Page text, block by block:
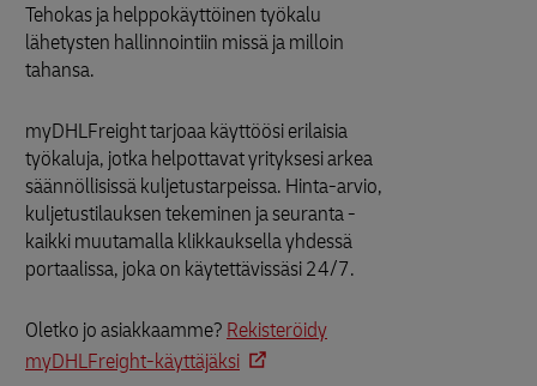
Tehokas ja helppokäyttöinen työkalu
lähetysten hallinnointiin missä ja milloin
tahansa.
myDHLFreight tarjoaa käyttöösi erilaisia
työkaluja, jotka helpottavat yrityksesi arkea
säännöllisissä kuljetustarpeissa. Hinta-arvio,
kuljetustilauksen tekeminen ja seuranta -
kaikki muutamalla klikkauksella yhdessä
portaalissa, joka on käytettävissäsi 24/7.
Oletko jo asiakkaamme? Rekisteröidy
myDHLFreight-käyttäjäksi